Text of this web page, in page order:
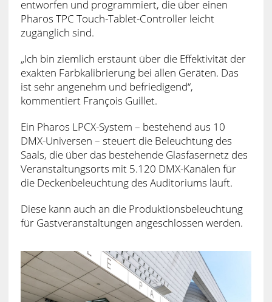
entworfen und programmiert, die über einen
Pharos TPC Touch-Tablet-Controller leicht
zugänglich sind.
„Ich bin ziemlich erstaunt über die Effektivität der
exakten Farbkalibrierung bei allen Geräten. Das
ist sehr angenehm und befriedigend“,
kommentiert François Guillet.
Ein Pharos LPCX-System – bestehend aus 10
DMX-Universen – steuert die Beleuchtung des
Saals, die über das bestehende Glasfasernetz des
Veranstaltungsorts mit 5.120 DMX-Kanälen für
die Deckenbeleuchtung des Auditoriums läuft.
Diese kann auch an die Produktionsbeleuchtung
für Gastveranstaltungen angeschlossen werden.